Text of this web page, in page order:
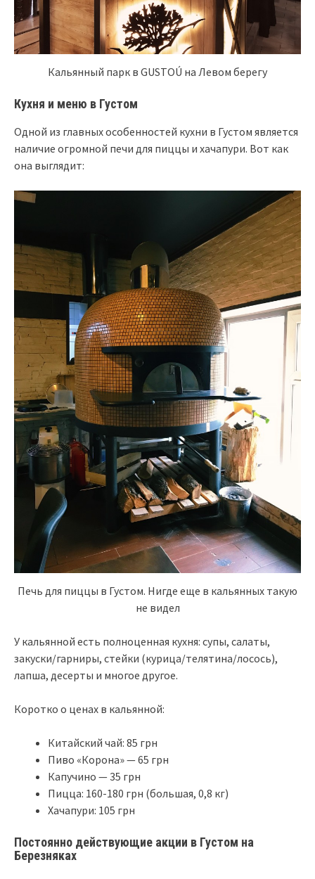
Кальянный парк в GUSTOÚ на Левом берегу
Кухня и меню в Густом
Одной из главных особенностей кухни в Густом является
наличие огромной печи для пиццы и хачапури. Вот как
она выглядит:
Печь для пиццы в Густом. Нигде еще в кальянных такую
не видел
У кальянной есть полноценная кухня: супы, салаты,
закуски/гарниры, стейки (курица/телятина/лосось),
лапша, десерты и многое другое.
Коротко о ценах в кальянной:
Китайский чай: 85 грн
Пиво «Корона» — 65 грн
Капучино — 35 грн
Пицца: 160-180 грн (большая, 0,8 кг)
Хачапури: 105 грн
Постоянно действующие акции в Густом на
Березняках